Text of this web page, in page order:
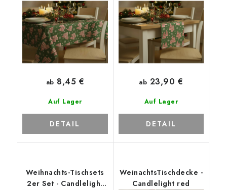
Auf Lager
ab 8,45 €
DETAIL
Auf Lager
ab 23,90 €
DETAIL
Weihnachts-Tischsets
2er Set - Candlelight
WeinachtsTischdecke -
Candlelight red